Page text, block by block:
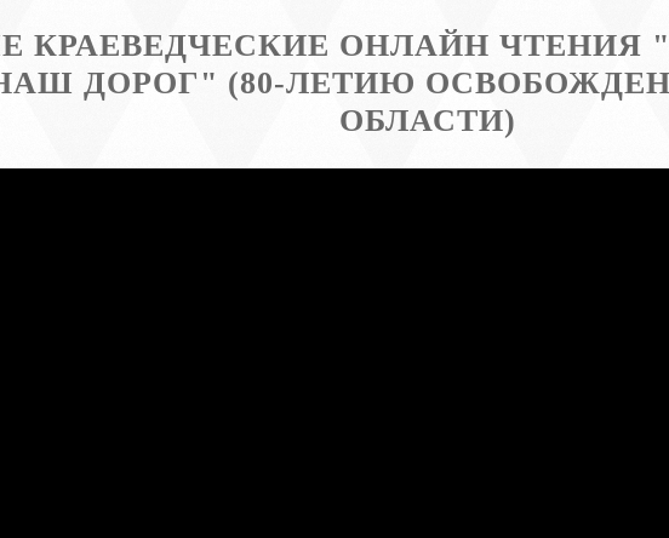
КРАЕВЕДЧЕСКИЕ ОНЛАЙН ЧТЕНИЯ
ДОРОГ" (80-ЛЕТИЮ
ОБЛАСТИ)